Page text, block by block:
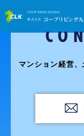
マンション経営